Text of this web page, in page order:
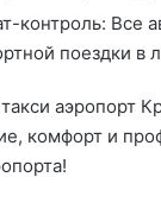
контроль: Все
поездки в
аэропорт
комфорт и